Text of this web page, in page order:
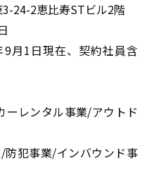
2恵比寿STビル2階
1日現在、契約社員含
レンタル事業/アウトド
犯事業/インバウンド事